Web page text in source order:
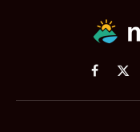
Facebook
X